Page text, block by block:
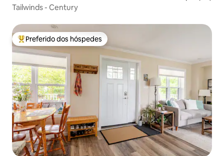
Tailwinds - Century
Entre os melhores preferidos dos hóspedes
Preferido dos hóspedes